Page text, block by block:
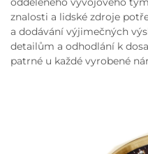
znalosti a lidské zdroje
a dodávání výjimečných
detailům a odhodlání k
patrné u každé vyrobené